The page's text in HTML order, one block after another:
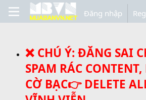
Đăng nhập
❌ CHÚ Ý: ĐĂNG SAI
SPAM RÁC
CỜ BẠC👉 DELETE